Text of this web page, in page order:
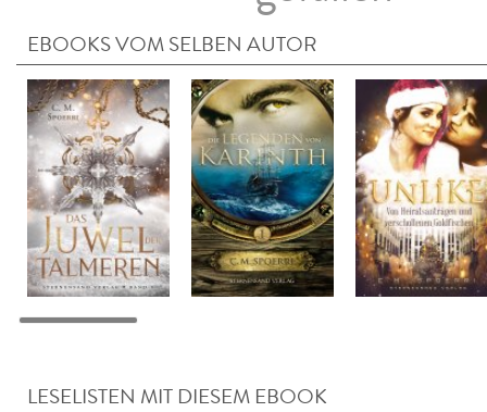
EBOOKS VOM SELBEN AUTOR
LESELISTEN MIT DIESEM EBOOK